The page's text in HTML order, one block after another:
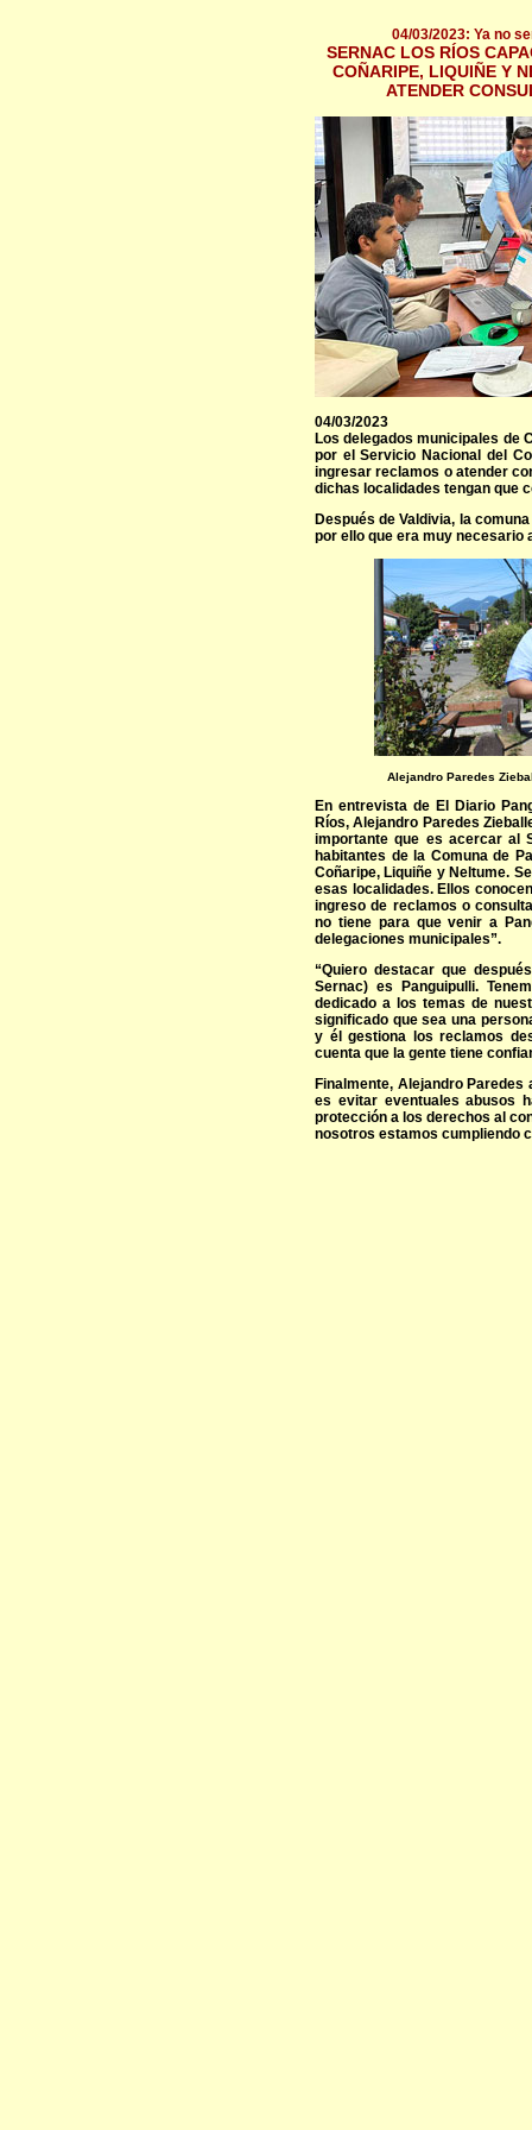
04/03/2023: Ya no
SERNAC LOS RÍOS
COÑARIPE, LIQUIÑE Y
ATENDER
04/03/2023
Los delegados municipales de
por el Servicio Nacional del
ingresar reclamos o atender
dichas localidades tengan que
Después de Valdivia, la
por ello que era muy necesario
Alejandro Paredes
En entrevista de El Diario
Ríos, Alejandro Paredes
importante que es acercar al
habitantes de la Comuna de
Coñaripe, Liquiñe y Neltume.
esas localidades. Ellos
ingreso de reclamos o
no tiene para que venir a
delegaciones municipales”.
“Quiero destacar que
Sernac) es Panguipulli.
dedicado a los temas de
significado que sea una
y él gestiona los reclamos
cuenta que la gente tiene
Finalmente, Alejandro
es evitar eventuales abusos
protección a los derechos al
nosotros estamos cumpliendo